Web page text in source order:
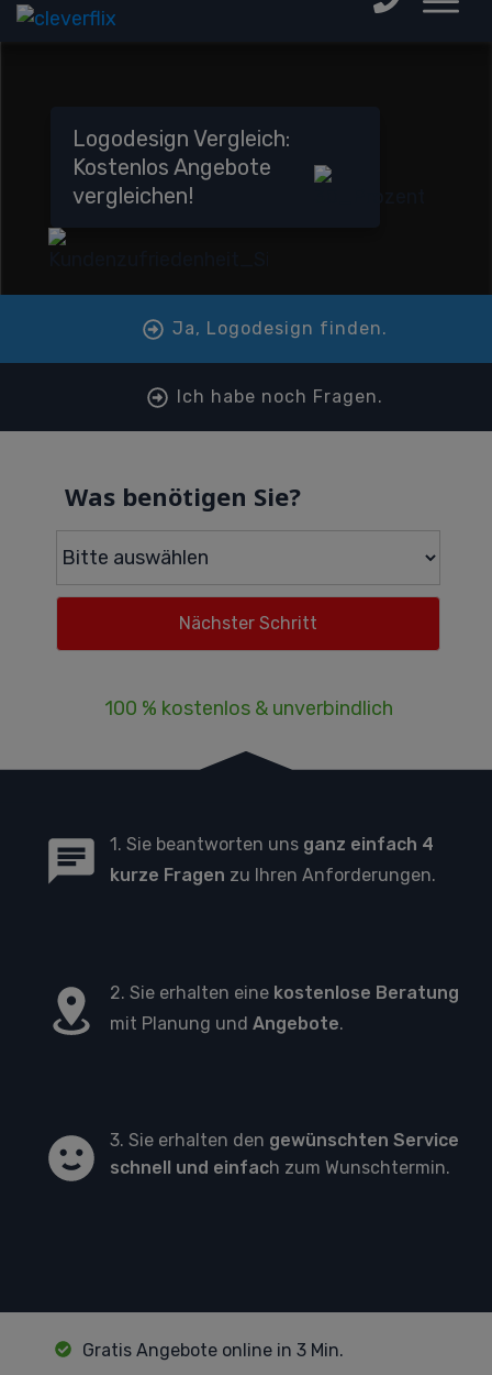
Logodesign Vergleich:
Kostenlos Angebote
vergleichen!
Ja, Logodesign finden.
Ich habe noch Fragen.
Was benötigen Sie?
100 % kostenlos & unverbindlich
1. Sie beantworten uns ganz einfach 4
kurze Fragen zu Ihren Anforderungen.
2. Sie erhalten eine kostenlose Beratung
mit Planung und Angebote.
3. Sie erhalten den gewünschten Service
schnell und einfach zum Wunschtermin.
Gratis Angebote online in 3 Min.